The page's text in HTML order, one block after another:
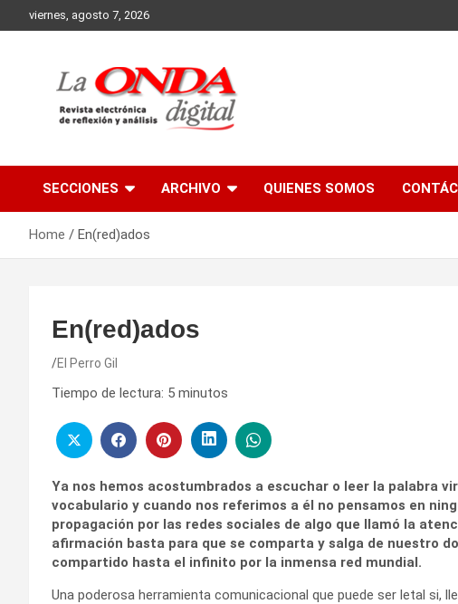
to
viernes, agosto 7, 2026
SECCIONES ARCHIVO QUIENES SOMOS
Home En(red)ados
En(red)ados
El Perro Gil
Tiempo de lectura: 5 minutos
Ya nos hemos acostumbrados a escuchar o leer la palabra
vocabulario y cuando nos referimos a él no pensamos en
propagación por las redes sociales de algo que llamó la
afirmación basta para que se comparta y salga de nuestro
compartido hasta el infinito por la inmensa red mundial.
Una poderosa herramienta comunicacional que puede ser letal si,